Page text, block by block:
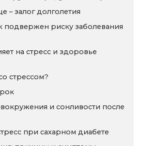
– залог долголетия
подвержен риску заболевания
на стресс и здоровье
стрессом?
и сонливости после
при сахарном диабете